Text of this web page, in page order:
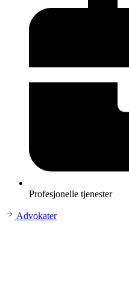
Profesjonelle tjenester
Advokater